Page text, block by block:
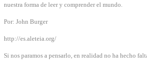
nuestra forma de leer y comprender el mundo.
Por: John Burger
http://es.aleteia.org/
Si nos paramos a pensarlo, en realidad no ha hecho